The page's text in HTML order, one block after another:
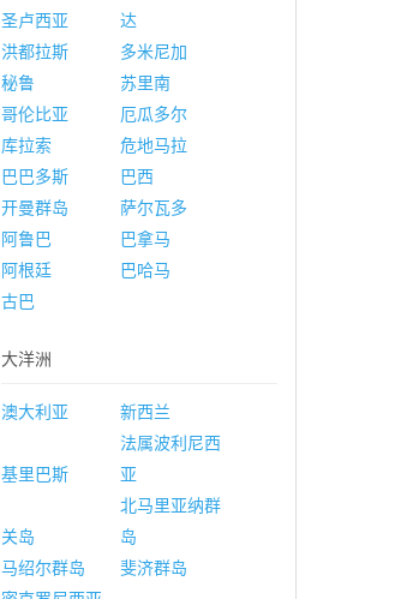
圣卢西亚
达
洪都拉斯
多米尼加
秘鲁
苏里南
哥伦比亚
厄瓜多尔
库拉索
危地马拉
巴巴多斯
巴西
开曼群岛
萨尔瓦多
阿鲁巴
巴拿马
阿根廷
巴哈马
古巴
大洋洲
澳大利亚 新西兰
基里巴斯
法属波利尼西
亚
关岛
北马里亚纳群
岛
马绍尔群岛
斐济群岛